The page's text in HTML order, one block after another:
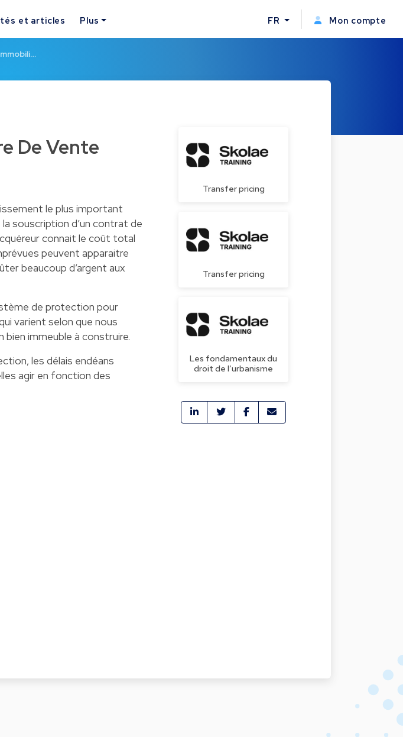
et articles Plus FR Mon compte
De Vente
le plus important
souscription d’un contrat de
connait le coût total
peuvent apparaitre
beaucoup d’argent aux
de protection pour
varient selon que nous
bien immeuble à construire.
les délais endéans
agir en fonction des
Transfer pricing
Transfer pricing
Les fondamentaux du
droit de l’urbanisme